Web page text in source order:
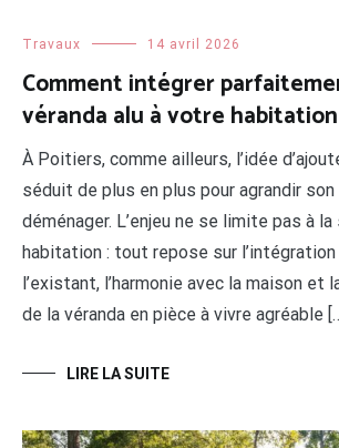
Travaux 14 avril 2026
Comment intégrer
véranda alu à votre
À Poitiers, comme ailleurs, l’idée
séduit de plus en plus pour agrandir
déménager. L’enjeu ne se limite pas à
habitation : tout repose sur l’intégration
l’existant, l’harmonie avec la maison et
de la véranda en pièce à vivre agréable
LIRE LA SUITE